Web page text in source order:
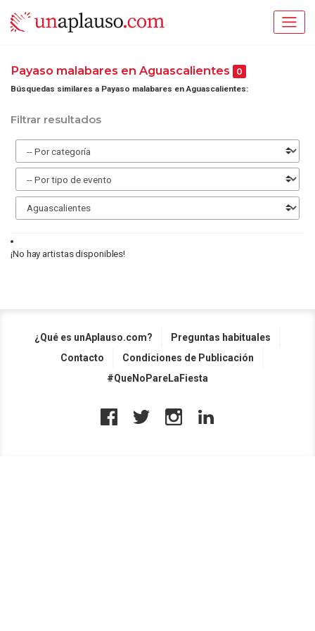
Payaso malabares en Aguascalientes 0
Búsquedas similares a Payaso malabares en Aguascalientes:
Filtrar resultados
¡No hay artistas disponibles!
¿Qué es unAplauso.com?
Preguntas habituales
Contacto
Condiciones de Publicación
#QueNoPareLaFiesta